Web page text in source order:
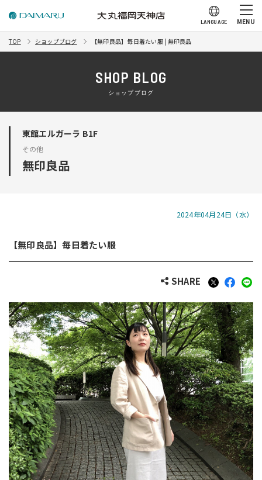
LANGUAGE MENU
TOP ショップブログ 【無印良品】毎日着たい服 | 無印良品
SHOP BLOG
ショップブログ
東館エルガーラ B1F
その他
無印良品
2024年04月24日（水）
【無印良品】毎日着たい服
SHARE